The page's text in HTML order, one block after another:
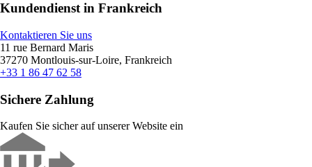
Kundendienst in Frankreich
Kontaktieren Sie uns
11 rue Bernard Maris
37270 Montlouis-sur-Loire, Frankreich
+33 1 86 47 62 58
Sichere Zahlung
Kaufen Sie sicher auf unserer Website ein